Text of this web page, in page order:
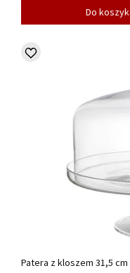
Do
Patera z kloszem 31,5 cm